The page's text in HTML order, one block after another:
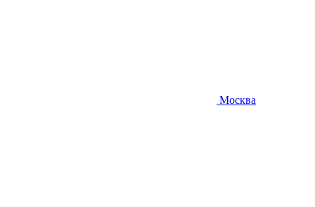
Москва